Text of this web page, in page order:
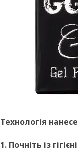
Технологія
1. Почніть із